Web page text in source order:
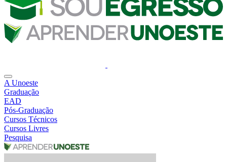
A Unoeste
Graduação
EAD
Pós-Graduação
Cursos Técnicos
Cursos Livres
Pesquisa